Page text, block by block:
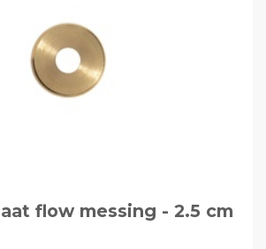
flow messing - 2.5 cm